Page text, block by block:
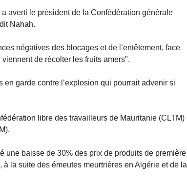
averti le président de la Confédération générale
Nahah.
négatives des blocages et de l’entêtement, face
de récolter les fruits amers".
en garde contre l’explosion qui pourrait advenir si
libre des travailleurs de Mauritanie (CLTM)
une baisse de 30% des prix de produits de première
la suite des émeutes meurtrières en Algérie et de la